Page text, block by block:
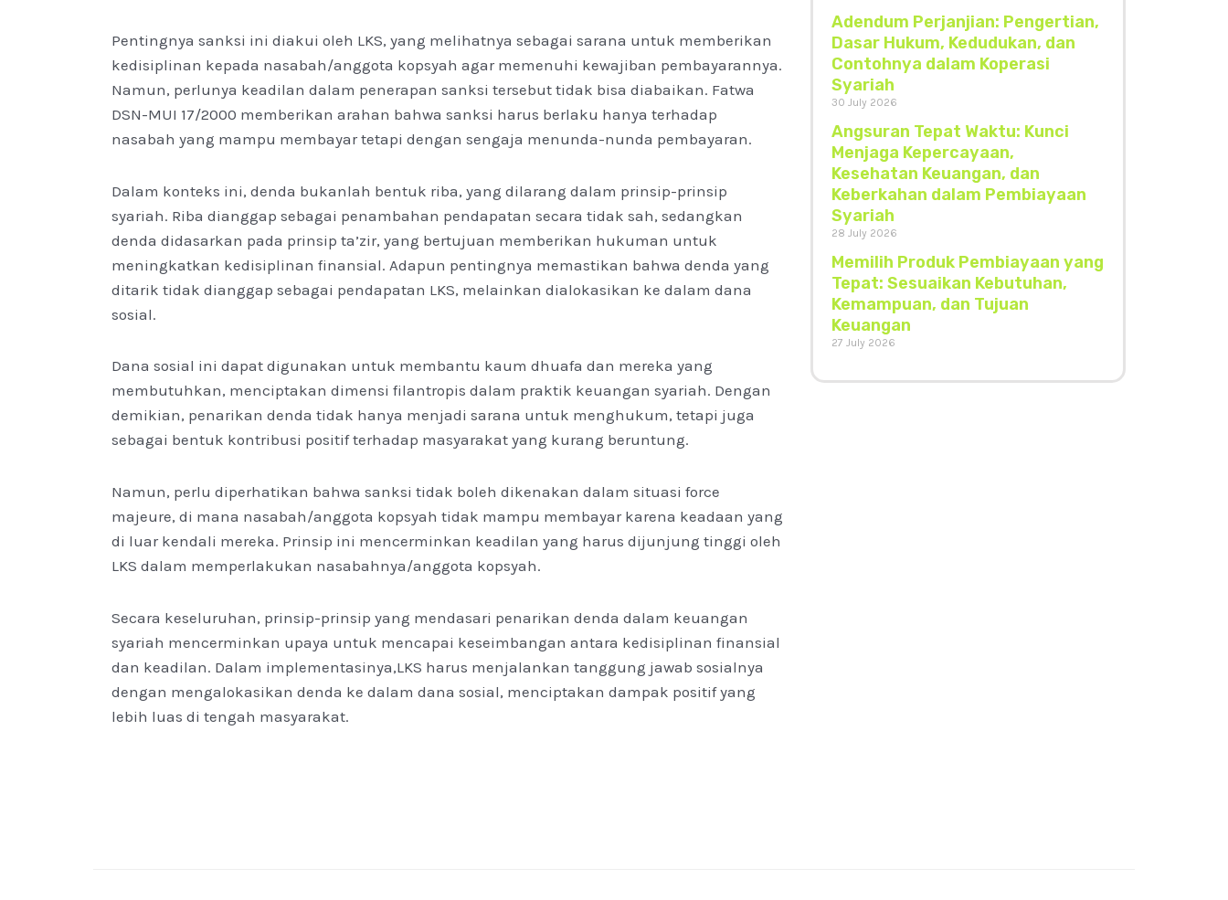
Pentingnya sanksi ini diakui oleh LKS, yang melihatnya sebagai sarana untuk memberikan
kedisiplinan kepada nasabah/anggota kopsyah agar memenuhi kewajiban pembayarannya.
Namun, perlunya keadilan dalam penerapan sanksi tersebut tidak bisa diabaikan. Fatwa
DSN-MUI 17/2000 memberikan arahan bahwa sanksi harus berlaku hanya terhadap
nasabah yang mampu membayar tetapi dengan sengaja menunda-nunda pembayaran.
Dalam konteks ini, denda bukanlah bentuk riba, yang dilarang dalam prinsip-prinsip
syariah. Riba dianggap sebagai penambahan pendapatan secara tidak sah, sedangkan
denda didasarkan pada prinsip ta’zir, yang bertujuan memberikan hukuman untuk
meningkatkan kedisiplinan finansial. Adapun pentingnya memastikan bahwa denda yang
ditarik tidak dianggap sebagai pendapatan LKS, melainkan dialokasikan ke dalam dana
sosial.
Dana sosial ini dapat digunakan untuk membantu kaum dhuafa dan mereka yang
membutuhkan, menciptakan dimensi filantropis dalam praktik keuangan syariah. Dengan
demikian, penarikan denda tidak hanya menjadi sarana untuk menghukum, tetapi juga
sebagai bentuk kontribusi positif terhadap masyarakat yang kurang beruntung.
Namun, perlu diperhatikan bahwa sanksi tidak boleh dikenakan dalam situasi force
majeure, di mana nasabah/anggota kopsyah tidak mampu membayar karena keadaan yang
di luar kendali mereka. Prinsip ini mencerminkan keadilan yang harus dijunjung tinggi oleh
LKS dalam memperlakukan nasabahnya/anggota kopsyah.
Secara keseluruhan, prinsip-prinsip yang mendasari penarikan denda dalam keuangan
syariah mencerminkan upaya untuk mencapai keseimbangan antara kedisiplinan finansial
dan keadilan. Dalam implementasinya,LKS harus menjalankan tanggung jawab sosialnya
dengan mengalokasikan denda ke dalam dana sosial, menciptakan dampak positif yang
lebih luas di tengah masyarakat.
Adendum Perjanjian: Pengertian,
Dasar Hukum, Kedudukan, dan
Contohnya dalam Koperasi
Syariah
30 July 2026
Angsuran Tepat Waktu: Kunci
Menjaga Kepercayaan,
Kesehatan Keuangan, dan
Keberkahan dalam Pembiayaan
Syariah
28 July 2026
Memilih Produk Pembiayaan yang
Tepat: Sesuaikan Kebutuhan,
Kemampuan, dan Tujuan
Keuangan
27 July 2026